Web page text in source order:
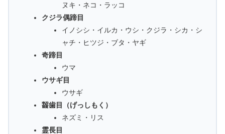
ヌキ・ネコ・ラッコ
クジラ偶蹄目
イノシシ・イルカ・ウシ・クジラ・シカ・シ
ャチ・ヒツジ・ブタ・ヤギ
奇蹄目
ウマ
ウサギ目
ウサギ
齧歯目（げっしもく）
ネズミ・リス
霊長目